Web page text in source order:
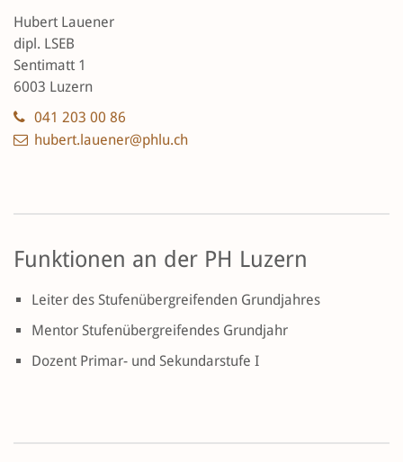
Hubert Lauener
dipl. LSEB
Sentimatt 1
6003 Luzern
041 203 00 86
hubert.lauener@phlu.ch
Funktionen an der PH Luzern
Leiter des Stufenübergreifenden Grundjahres
Mentor Stufenübergreifendes Grundjahr
Dozent Primar- und Sekundarstufe I